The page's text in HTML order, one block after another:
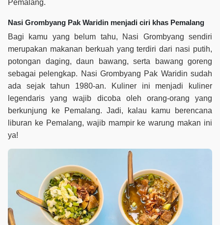
Pemalang.
Nasi Grombyang Pak Waridin menjadi ciri khas Pemalang
Bagi kamu yang belum tahu, Nasi Grombyang sendiri
merupakan makanan berkuah yang terdiri dari nasi putih,
potongan daging, daun bawang, serta bawang goreng
sebagai pelengkap. Nasi Grombyang Pak Waridin sudah
ada sejak tahun 1980-an. Kuliner ini menjadi kuliner
legendaris yang wajib dicoba oleh orang-orang yang
berkunjung ke Pemalang. Jadi, kalau kamu berencana
liburan ke Pemalang, wajib mampir ke warung makan ini
ya!